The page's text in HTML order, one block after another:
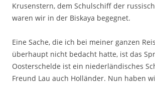
Krusenstern, dem Schulschiff der
waren wir in der Biskaya begegnet.
Eine Sache, die ich bei meiner ganzen
überhaupt nicht bedacht hatte, ist das
Oosterschelde ist ein niederländisches
Freund Lau auch Holländer. Nun haben